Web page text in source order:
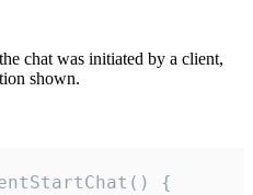
chat was initiated by a client,
shown.
{